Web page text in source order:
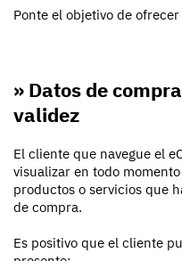
Ponte el objetivo de
» Datos de
validez
El cliente que navegue el
visualizar en todo
productos o servicios que
de compra.
Es positivo que el cliente